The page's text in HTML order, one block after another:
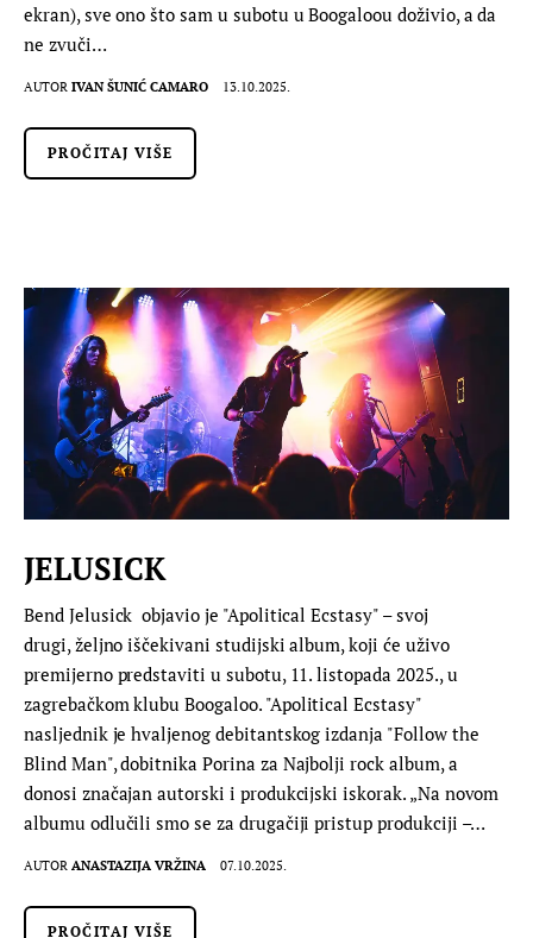
ekran), sve ono što sam u subotu u Boogaloou doživio, a da
ne zvuči…
AUTOR IVAN ŠUNIĆ CAMARO 13.10.2025.
PROČITAJ VIŠE
JELUSICK
Bend Jelusick objavio je "Apolitical Ecstasy" – svoj
drugi, željno iščekivani studijski album, koji će uživo
premijerno predstaviti u subotu, 11. listopada 2025., u
zagrebačkom klubu Boogaloo. "Apolitical Ecstasy"
nasljednik je hvaljenog debitantskog izdanja "Follow the
Blind Man", dobitnika Porina za Najbolji rock album, a
donosi značajan autorski i produkcijski iskorak. „Na novom
albumu odlučili smo se za drugačiji pristup produkciji –…
AUTOR ANASTAZIJA VRŽINA 07.10.2025.
PROČITAJ VIŠE